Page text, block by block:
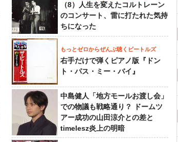
（8）人生を変えたコルトレーン
のコンサート、雷に打たれた気持
ちになった
もっとゼロからぜんぶ聴くビートルズ
右手だけで弾くピアノ版『ドン
ト・パス・ミー・バイ』
中島健人「地方モールお渡し会」
での物議も戦略通り？ ドームツ
アー成功の山田涼介との差と
timelesz炎上の明暗